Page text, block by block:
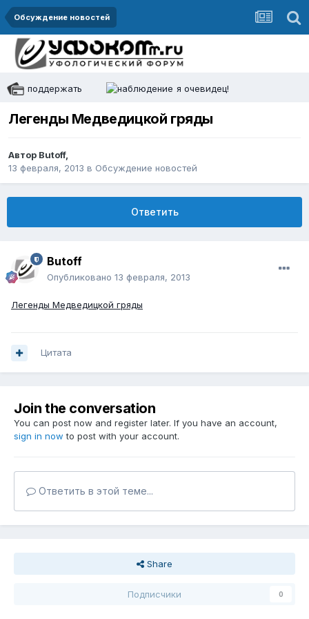
Обсуждение новостей
поддержать я очевидец!
Легенды Медведицкой гряды
Автор Butoff,
13 февраля, 2013 в Обсуждение новостей
Ответить
Butoff
Опубликовано 13 февраля, 2013
Легенды Медведицкой гряды
Цитата
Join the conversation
You can post now and register later. If you have an account,
sign in now to post with your account.
Ответить в этой теме...
Share
Подписчики 0